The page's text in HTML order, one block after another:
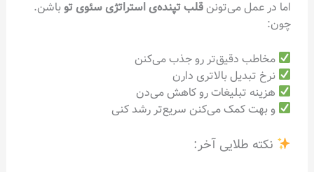
اما در عمل می‌تونن قلب تپنده‌ی استراتژی سئوی تو باشن.
چون:
مخاطب دقیق‌تر رو جذب می‌کنن
نرخ تبدیل بالاتری دارن
هزینه تبلیغات رو کاهش می‌دن
و بهت کمک می‌کنن سریع‌تر رشد کنی
نکته طلایی آخر: